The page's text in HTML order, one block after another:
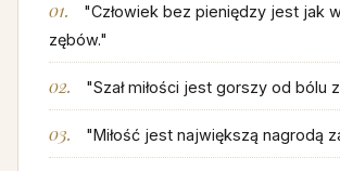
"Człowiek bez pieniędzy jest jak
zębów."
"Szał miłości jest gorszy od bólu
"Miłość jest największą nagrodą